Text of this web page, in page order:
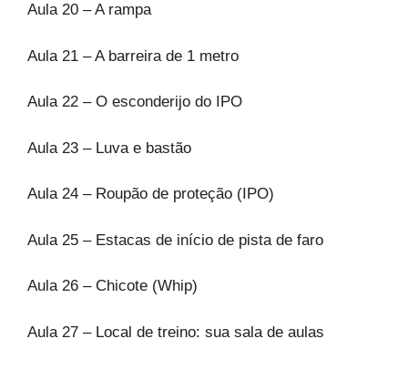
Aula 20 – A rampa
Aula 21 – A barreira de 1 metro
Aula 22 – O esconderijo do IPO
Aula 23 – Luva e bastão
Aula 24 – Roupão de proteção (IPO)
Aula 25 – Estacas de início de pista de faro
Aula 26 – Chicote (Whip)
Aula 27 – Local de treino: sua sala de aulas